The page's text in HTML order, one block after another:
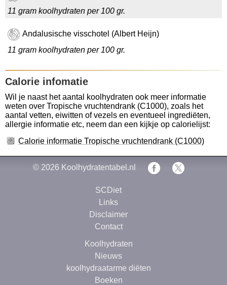
11 gram koolhydraten per 100 gr.
Andalusische visschotel (Albert Heijn)
11 gram koolhydraten per 100 gr.
Calorie infomatie
Wil je naast het aantal koolhydraten ook meer informatie
weten over Tropische vruchtendrank (C1000), zoals het
aantal vetten, eiwitten of vezels en eventueel ingrediëten,
allergie informatie etc, neem dan een kijkje op calorielijst:
Calorie informatie Tropische vruchtendrank (C1000)
© 2026 Koolhydratentabel.nl
SCDiet
Links
Disclaimer
Contact
Koolhydraten
Nieuws
koolhydraatarme diëten
Boeken